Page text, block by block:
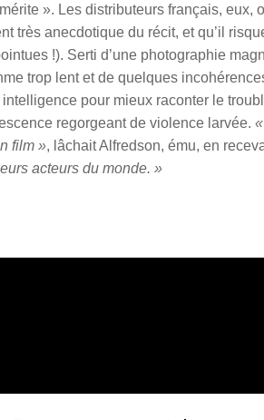
». Les distributeurs français, eux,
très anecdotique du récit, et qu’il
!). Serti d’une photographie
trop lent et de quelques
pour mieux raconter le
regorgeant de violence larvée.
film », lâchait Alfredson, ému, en
acteurs du monde. »